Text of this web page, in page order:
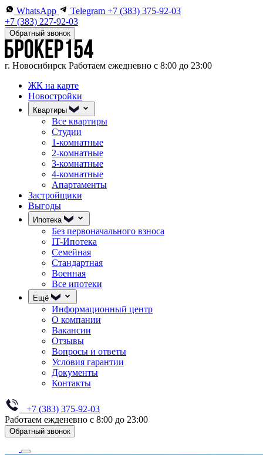
WhatsApp Telegram +7 (383) 375-92-03
+7 (383) 227-92-03
Обратный звонок
г. Новосибирск Работаем ежедневно с 8:00 до 23:00
ЖК на карте
Новостройки
Квартиры
Все квартиры
Студии
1-комнатные
2-комнатные
3-комнатные
4-комнатные
Апартаменты
Застройщики
Выгоды
Ипотека
Без первоначального взноса
IT-Ипотека
Семейная
Стандартная
Военная
Все ипотеки
Ещё
Информационный центр
О компании
Вакансии
Отзывы
Вопросы и ответы
Условия гарантии
Документы
Контакты
+7 (383) 375-92-03
Работаем ежденевно с 8:00 до 23:00
Обратный звонок